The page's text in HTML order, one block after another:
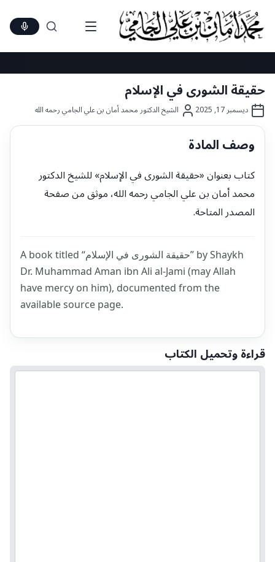
انتقل
إلى
المحتوى
حقيقة الشورى في الإسلام
ديسمبر 17, 2025 الشيخ الدكتور محمد أمان بن علي الجامي رحمه الله
وصف المادة
كتاب بعنوان «حقيقة الشورى في الإسلام» للشيخ الدكتور
محمد أمان بن علي الجامي رحمه الله، موثق من صفحة
المصدر المتاحة.
A book titled “حقيقة الشورى في الإسلام” by Shaykh
Dr. Muhammad Aman ibn Ali al-Jami (may Allah
have mercy on him), documented from the
available source page.
قراءة وتحميل الكتاب